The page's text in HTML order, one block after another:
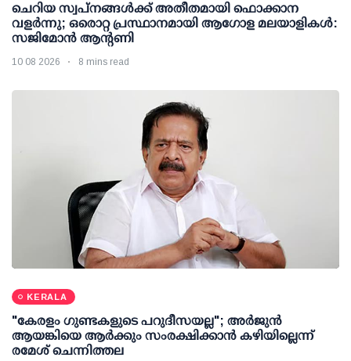
ചെറിയ സ്വപ്നങ്ങൾക്ക് അതീതമായി ഫൊക്കാന
വളർന്നു; ഒരൊറ്റ പ്രസ്ഥാനമായി ആഗോള മലയാളികൾ:
സജിമോൻ ആന്റണി
10 08 2026 8 mins read
KERALA
"കേരളം ഗുണ്ടകളുടെ പറുദീസയല്ല"; അർജുൻ
ആയങ്കിയെ ആർക്കും സംരക്ഷിക്കാൻ കഴിയില്ലെന്ന്
രമേശ് ചെന്നിത്തല